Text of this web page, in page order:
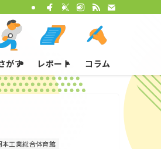
がす レポート コラム
本工業総合体育館